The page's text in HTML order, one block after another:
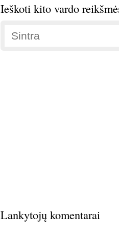
Ieškoti kito vardo
Lankytojų komentarai